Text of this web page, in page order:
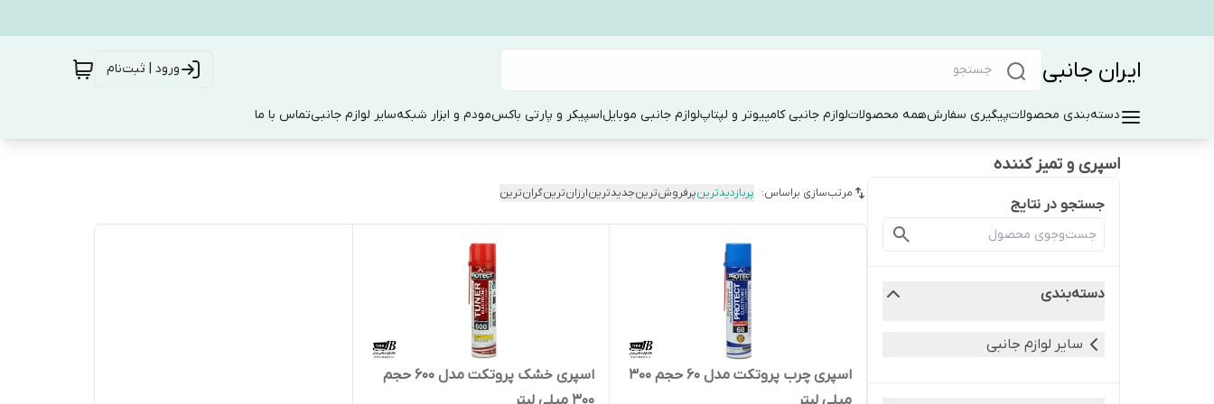
ایران جانبی ورود | ثبت‌نام
دسته‌بندی محصولاتپیگیری سفارشهمه محصولاتلوازم جانبی کامپیوتر و لپتاپلوازم جانبی موبایلاسپیکر و پارتی باکسمودم و ابزار شبکهسایر لوازم جانبیتماس با ما
اسپری و تمیز کننده
جستجو در نتایج
دسته‌بندی
سایر لوازم جانبی
مرتب‌سازی براساس: پربازدیدترینپرفروش‌ترینجدیدترینارزان‌ترینگران‌ترین
اسپری چرب پروتکت مدل 60 حجم 300
اسپری خشک پروتکت مدل 600 حجم